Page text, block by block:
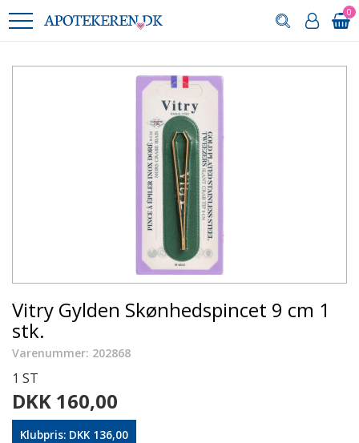
0
Vitry Gylden Skønhedspincet 9 cm 1
stk.
Varenummer: 202868
1 ST
DKK 160,00
Klubpris: DKK 136,00